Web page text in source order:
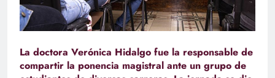
La doctora Verónica Hidalgo fue la responsable de
compartir la ponencia magistral ante un grupo de